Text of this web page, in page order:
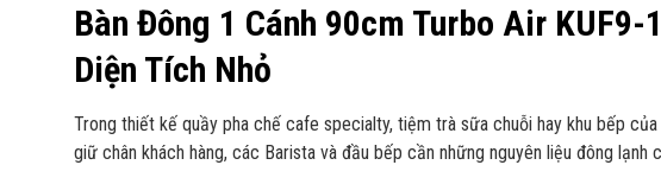
Bàn Đông 1 Cánh 90cm Turbo Air KUF9-
Diện Tích Nhỏ
Trong thiết kế quầy pha chế cafe specialty, tiệm trà sữa chuỗi hay khu bếp
giữ chân khách hàng, các Barista và đầu bếp cần những nguyên liệu đông